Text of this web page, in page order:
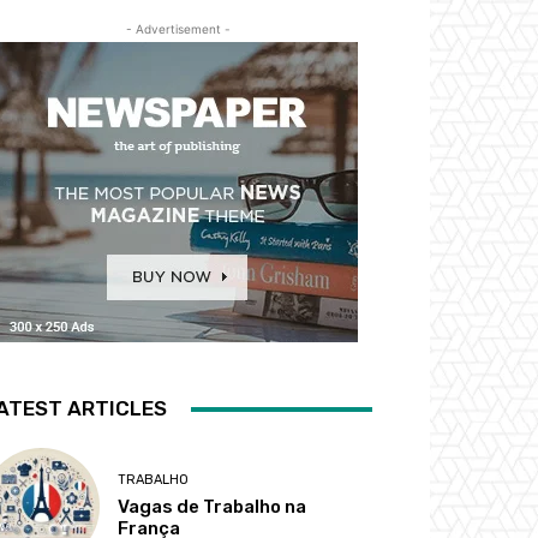
- Advertisement -
ARTICLES
TRABALHO
Vagas de Trabalho na
França